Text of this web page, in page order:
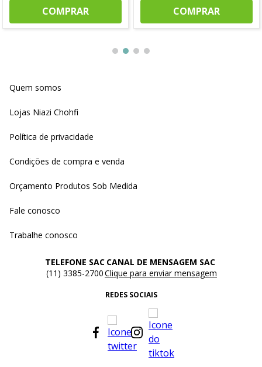
COMPRAR COMPRAR
Quem somos
Lojas Niazi Chohfi
Política de privacidade
Condições de compra e venda
Orçamento Produtos Sob Medida
Fale conosco
Trabalhe conosco
TELEFONE SAC
(11) 3385-2700
CANAL DE MENSAGEM SAC
Clique para enviar mensagem
REDES SOCIAIS